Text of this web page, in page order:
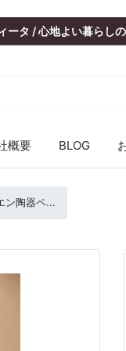
ータ / 心地よい暮らし
概要 BLOG
ン陶器ペ...